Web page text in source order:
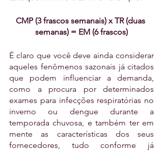
CMP (3 frascos semanais) x TR (duas
semanas) = EM (6 frascos)
É claro que você deve ainda considerar
aqueles fenômenos sazonais já citados
que podem influenciar a demanda,
como a procura por determinados
exames para infecções respiratórias no
inverno ou dengue durante a
temporada chuvosa, e também ter em
mente as características dos seus
fornecedores, tudo conforme já